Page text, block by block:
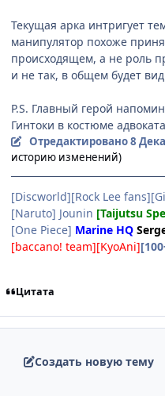
Текущая арка интригует
манипулятор похоже
происходящем, а не роль
и не так, в общем будет
P.S. Главный герой
Гинтоки в костюме
Отредактировано8
историю изменений)
[Discworld][Rock Lee
[Naruto] Jounin [Taijutsu
[One Piece] Marine HQ
[baccano! team][KyoAni]
Цитата
Создать новую тему